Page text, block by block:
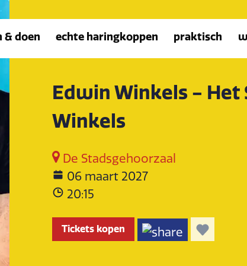
& doen echte haringkoppen praktisch
Edwin Winkels - Het
Winkels
De Stadsgehoorzaal
06 maart 2027
20:15
Tickets kopen